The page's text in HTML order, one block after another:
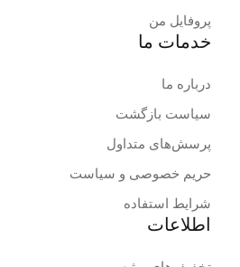
پروفایل من
خدمات ما
درباره ما
سیاست بازگشت
پرسش‌های متداول
حریم خصوصی و سیاست
شرایط استفاده
اطلاعات